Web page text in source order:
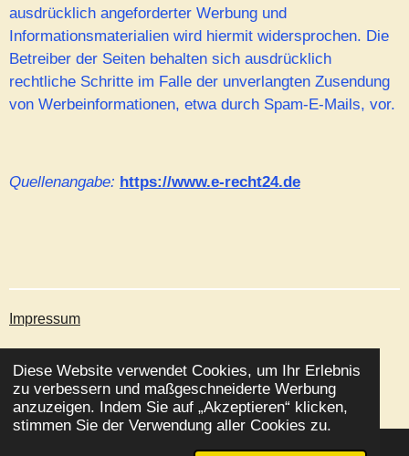
Diese Website verwendet Cookies, um Ihr Erlebnis
zu verbessern und maßgeschneiderte Werbung
anzuzeigen. Indem Sie auf „Akzeptieren“ klicken,
stimmen Sie der Verwendung aller Cookies zu.
ausdrücklich angeforderter Werbung und
Informationsmaterialien wird hiermit widersprochen. Die
Betreiber der Seiten behalten sich ausdrücklich
rechtliche Schritte im Falle der unverlangten Zusendung
von Werbeinformationen, etwa durch Spam-E-Mails, vor.
Quellenangabe: https://www.e-recht24.de
Impressum
© 2025 Hypnosepraxis Mentalmind
Mit Unterstützung von Webador